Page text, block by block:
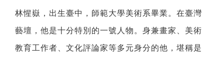
林惺嶽，出生臺中，師範大學美術系畢業。在臺灣
藝壇，他是十分特別的一號人物。身兼畫家、美術
教育工作者、文化評論家等多元身分的他，堪稱是